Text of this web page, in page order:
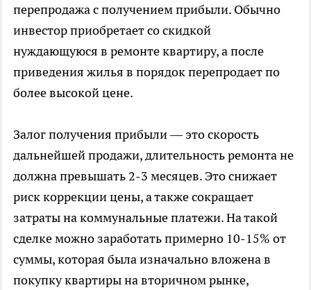
перепродажа с получением прибыли. Обычно
инвестор приобретает со скидкой
нуждающуюся в ремонте квартиру, а после
приведения жилья в порядок перепродает по
более высокой цене.
Залог получения прибыли — это скорость
дальнейшей продажи, длительность ремонта не
должна превышать 2-3 месяцев. Это снижает
риск коррекции цены, а также сокращает
затраты на коммунальные платежи. На такой
сделке можно заработать примерно 10-15% от
суммы, которая была изначально вложена в
покупку квартиры на вторичном рынке,